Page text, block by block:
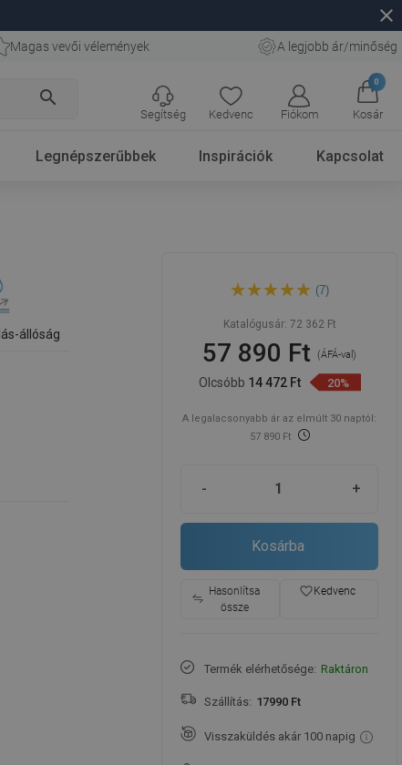
close
Magas vevői vélemények A legjobb ár/minőség
search
Kedvenc Fiókom
0
Kosár
Segítség
Legnépszerűbbek Inspirációk Kapcsolat
állóság
kád 150 x 70 cm, fehér -
(7)
Katalógusár: 72 362 Ft
57 890 Ft(ÁFÁ-val)
Olcsóbb 14 472 Ft 20%
A legalacsonyabb ár az elmúlt 30 naptól:
57 890 Ft
- +
Kosárba
Hasonlítsa
össze
favorite_borderKedvenc
Termék elérhetősége: Raktáron
Szállítás: 17990 Ft
Visszaküldés akár 100 napig